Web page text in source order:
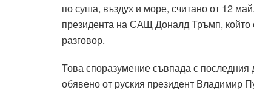
по суша, въздух и море, считано от 12
президента на САЩ Доналд Тръмп, който
разговор.
Това споразумение съвпада с последния
обявено от руския президент Владимир